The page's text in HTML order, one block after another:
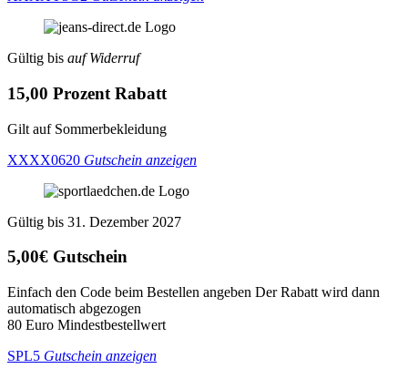
Gültig bis auf Widerruf
15,00 Prozent Rabatt
Gilt auf Sommerbekleidung
XXXX0620 Gutschein anzeigen
Gültig bis 31. Dezember 2027
5,00€ Gutschein
Einfach den Code beim Bestellen angeben Der Rabatt wird dann
automatisch abgezogen
80 Euro Mindestbestellwert
SPL5 Gutschein anzeigen